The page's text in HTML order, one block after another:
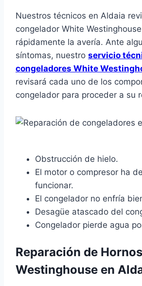
Nuestros técnicos en Aldaia
congelador White
rápidamente la avería. Ante
síntomas, nuestro servicio
congeladores White
revisará cada uno de los
congelador para proceder a su
Obstrucción de hielo.
El motor o compresor ha
funcionar.
El congelador no enfría
Desagüe atascado del
Congelador pierde agua
Reparación de
Westinghouse en